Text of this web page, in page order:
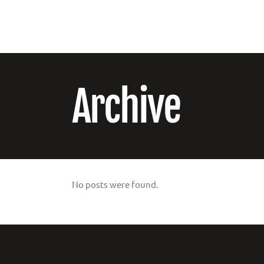
Archive
No posts were found.